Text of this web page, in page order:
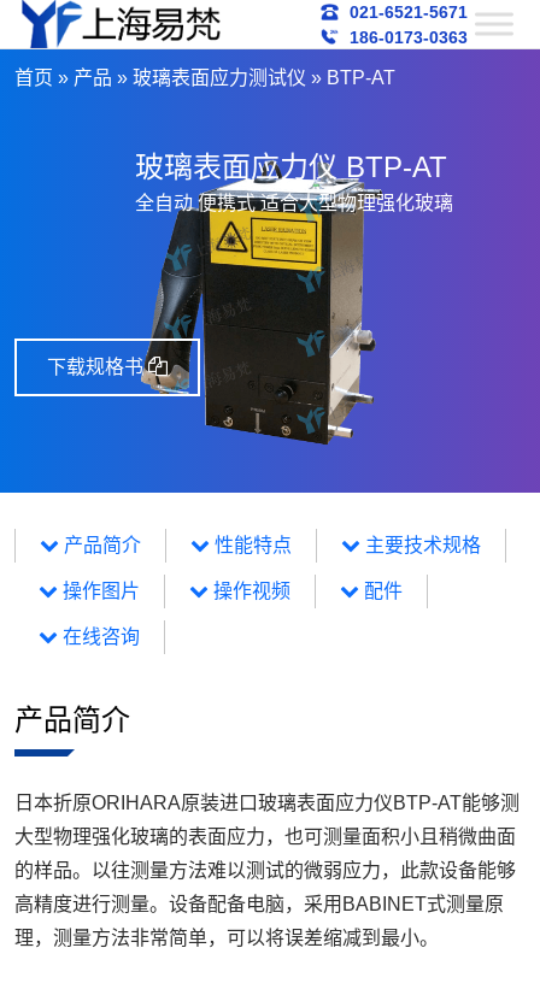
021-6521-5671
186-0173-0363
首页 » 产品 » 玻璃表面应力测试仪 » BTP-AT
玻璃表面应力仪 BTP-AT
全自动 便携式 适合大型物理强化玻璃
下载规格书
产品简介 性能特点 主要技术规格
操作图片 操作视频 配件
在线咨询
产品简介
日本折原ORIHARA原装进口玻璃表面应力仪BTP-AT能够测
大型物理强化玻璃的表面应力，也可测量面积小且稍微曲面
的样品。以往测量方法难以测试的微弱应力，此款设备能够
高精度进行测量。设备配备电脑，采用BABINET式测量原
理，测量方法非常简单，可以将误差缩减到最小。